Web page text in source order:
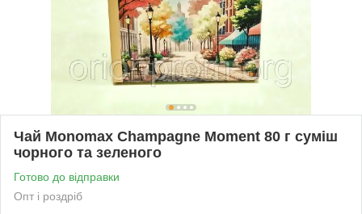
Чай Monomax Champagne Moment 80 г суміш
чорного та зеленого
Готово до відправки
Опт і роздріб